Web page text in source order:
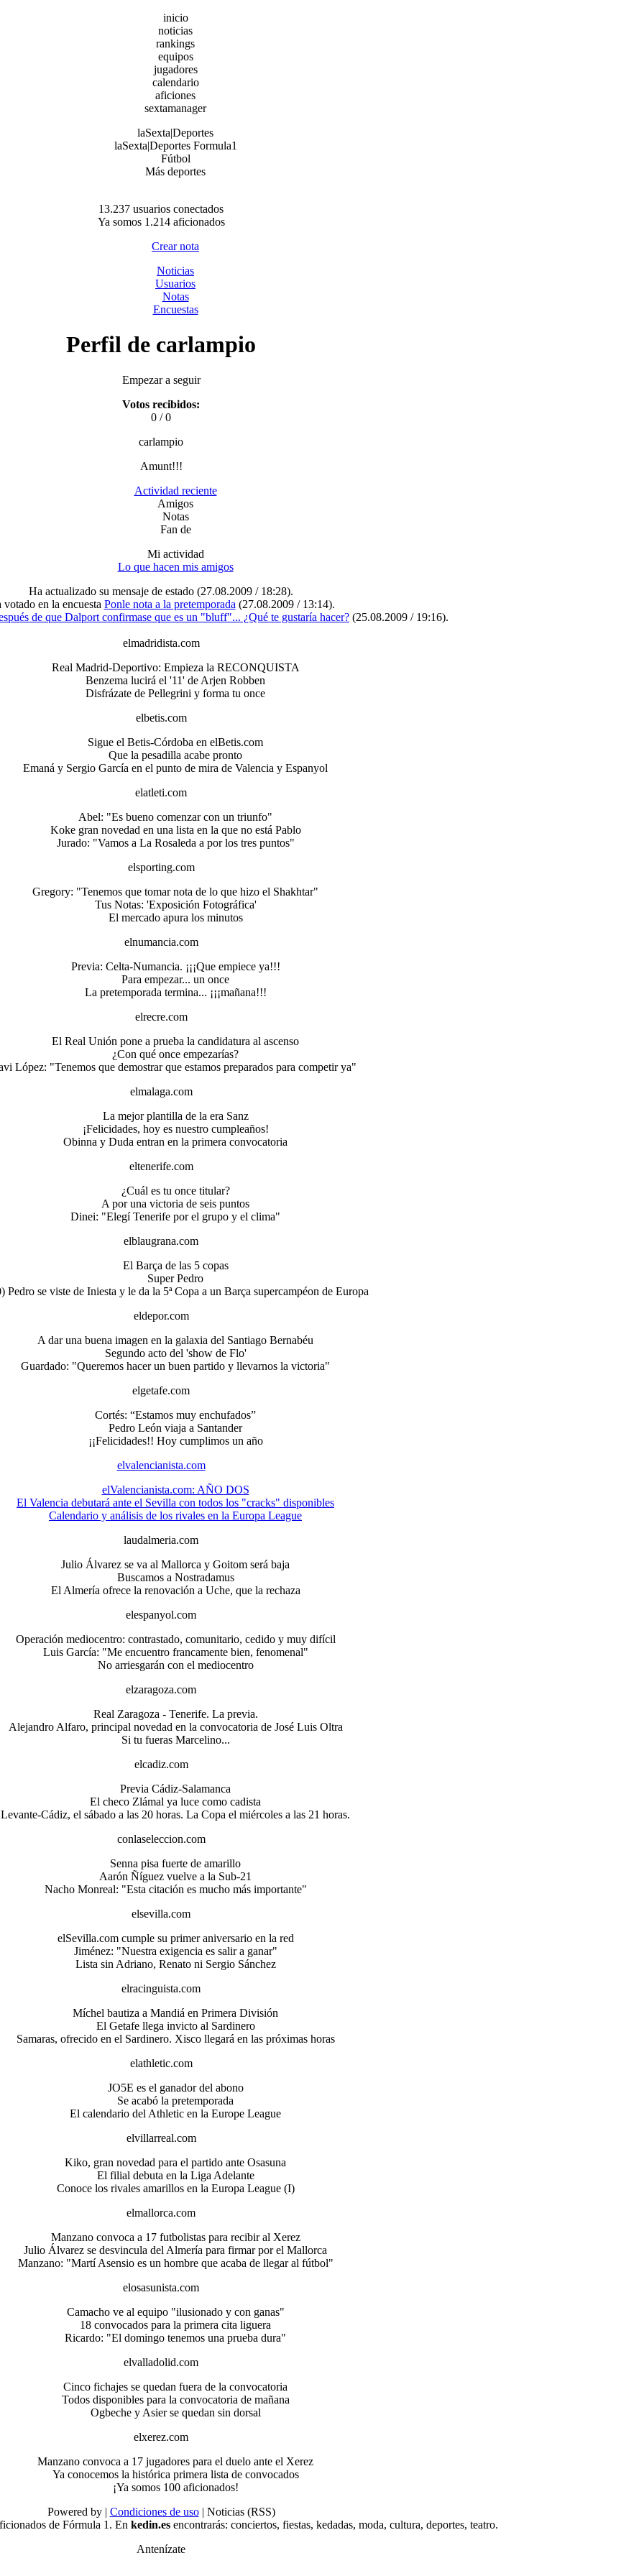
inicio
noticias
rankings
equipos
jugadores
calendario
aficiones
sextamanager
laSexta|Deportes
laSexta|Deportes Formula1
Fútbol
Más deportes
13.237 usuarios conectados
Ya somos 1.214 aficionados
Crear nota
Noticias
Usuarios
Notas
Encuestas
Perfil de carlampio
Empezar a seguir
Votos recibidos:
0 / 0
carlampio
Amunt!!!
Actividad reciente
Amigos
Notas
Fan de
Mi actividad
Lo que hacen mis amigos
Ha actualizado su mensaje de estado (27.08.2009 / 18:28).
votado en la encuesta Ponle nota a la pretemporada (27.08.2009 / 13:14).
de que Dalport confirmase que es un "bluff"... ¿Qué te gustaría hacer? (25.08.2009 / 19:16).
elmadridista.com
Real Madrid-Deportivo: Empieza la RECONQUISTA
Benzema lucirá el '11' de Arjen Robben
Disfrázate de Pellegrini y forma tu once
elbetis.com
Sigue el Betis-Córdoba en elBetis.com
Que la pesadilla acabe pronto
Emaná y Sergio García en el punto de mira de Valencia y Espanyol
elatleti.com
Abel: "Es bueno comenzar con un triunfo"
Koke gran novedad en una lista en la que no está Pablo
Jurado: "Vamos a La Rosaleda a por los tres puntos"
elsporting.com
Gregory: "Tenemos que tomar nota de lo que hizo el Shakhtar"
Tus Notas: 'Exposición Fotográfica'
El mercado apura los minutos
elnumancia.com
Previa: Celta-Numancia. ¡¡¡Que empiece ya!!!
Para empezar... un once
La pretemporada termina... ¡¡¡mañana!!!
elrecre.com
El Real Unión pone a prueba la candidatura al ascenso
¿Con qué once empezarías?
López: "Tenemos que demostrar que estamos preparados para competir ya"
elmalaga.com
La mejor plantilla de la era Sanz
¡Felicidades, hoy es nuestro cumpleaños!
Obinna y Duda entran en la primera convocatoria
eltenerife.com
¿Cuál es tu once titular?
A por una victoria de seis puntos
Dinei: "Elegí Tenerife por el grupo y el clima"
elblaugrana.com
El Barça de las 5 copas
Super Pedro
Pedro se viste de Iniesta y le da la 5ª Copa a un Barça supercampéon de Europa
eldepor.com
A dar una buena imagen en la galaxia del Santiago Bernabéu
Segundo acto del 'show de Flo'
Guardado: "Queremos hacer un buen partido y llevarnos la victoria"
elgetafe.com
Cortés: “Estamos muy enchufados”
Pedro León viaja a Santander
¡¡Felicidades!! Hoy cumplimos un año
elvalencianista.com
elValencianista.com: AÑO DOS
El Valencia debutará ante el Sevilla con todos los "cracks" disponibles
Calendario y análisis de los rivales en la Europa League
laudalmeria.com
Julio Álvarez se va al Mallorca y Goitom será baja
Buscamos a Nostradamus
El Almería ofrece la renovación a Uche, que la rechaza
elespanyol.com
Operación mediocentro: contrastado, comunitario, cedido y muy difícil
Luis García: "Me encuentro francamente bien, fenomenal"
No arriesgarán con el mediocentro
elzaragoza.com
Real Zaragoza - Tenerife. La previa.
Alejandro Alfaro, principal novedad en la convocatoria de José Luis Oltra
Si tu fueras Marcelino...
elcadiz.com
Previa Cádiz-Salamanca
El checo Zlámal ya luce como cadista
Levante-Cádiz, el sábado a las 20 horas. La Copa el miércoles a las 21 horas.
conlaseleccion.com
Senna pisa fuerte de amarillo
Aarón Ñíguez vuelve a la Sub-21
Nacho Monreal: "Esta citación es mucho más importante"
elsevilla.com
elSevilla.com cumple su primer aniversario en la red
Jiménez: "Nuestra exigencia es salir a ganar"
Lista sin Adriano, Renato ni Sergio Sánchez
elracinguista.com
Míchel bautiza a Mandiá en Primera División
El Getafe llega invicto al Sardinero
Samaras, ofrecido en el Sardinero. Xisco llegará en las próximas horas
elathletic.com
JO5E es el ganador del abono
Se acabó la pretemporada
El calendario del Athletic en la Europe League
elvillarreal.com
Kiko, gran novedad para el partido ante Osasuna
El filial debuta en la Liga Adelante
Conoce los rivales amarillos en la Europa League (I)
elmallorca.com
Manzano convoca a 17 futbolistas para recibir al Xerez
Julio Álvarez se desvincula del Almería para firmar por el Mallorca
Manzano: "Martí Asensio es un hombre que acaba de llegar al fútbol"
elosasunista.com
Camacho ve al equipo "ilusionado y con ganas"
18 convocados para la primera cita liguera
Ricardo: "El domingo tenemos una prueba dura"
elvalladolid.com
Cinco fichajes se quedan fuera de la convocatoria
Todos disponibles para la convocatoria de mañana
Ogbeche y Asier se quedan sin dorsal
elxerez.com
Manzano convoca a 17 jugadores para el duelo ante el Xerez
Ya conocemos la histórica primera lista de convocados
¡Ya somos 100 aficionados!
Powered by | Condiciones de uso| Noticias (RSS)
de Fórmula 1. En kedin.esencontrarás: conciertos, fiestas, kedadas, moda, cultura, deportes, teatro.
Antenízate